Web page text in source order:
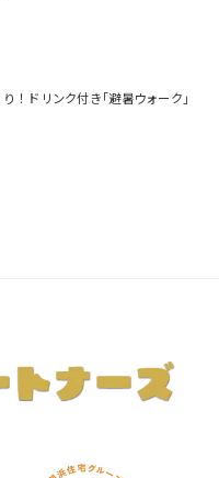
！ドリンク付き｢避暑ウォーク｣